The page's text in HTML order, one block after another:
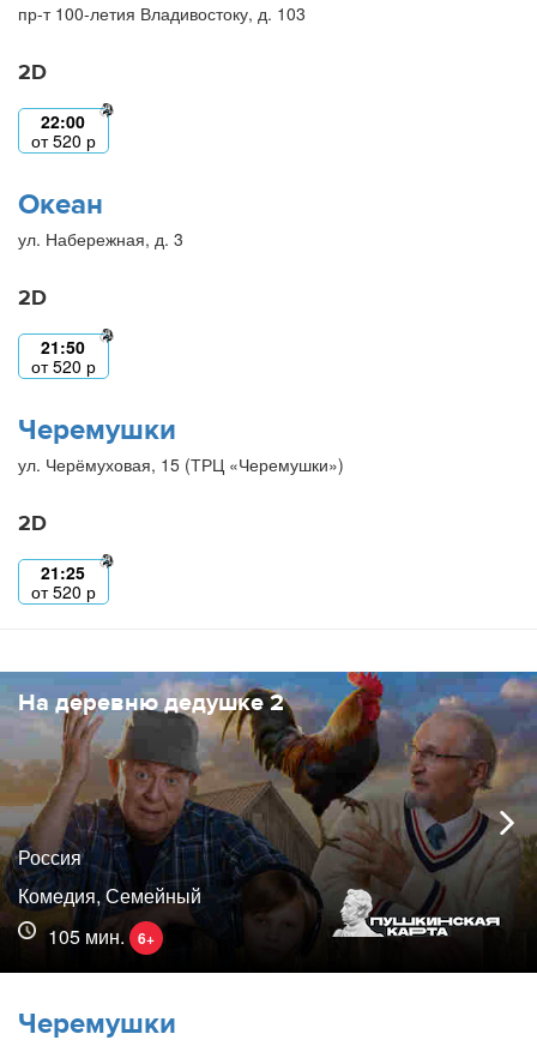
пр-т 100-летия Владивостоку, д. 103
2D
22:00
от520 р
Океан
ул. Набережная, д. 3
2D
21:50
от520 р
Черемушки
ул. Черёмуховая, 15 (ТРЦ «Черемушки»)
2D
21:25
от520 р
На деревню дедушке 2
Россия
Комедия, Семейный
105 мин.
6+
Черемушки